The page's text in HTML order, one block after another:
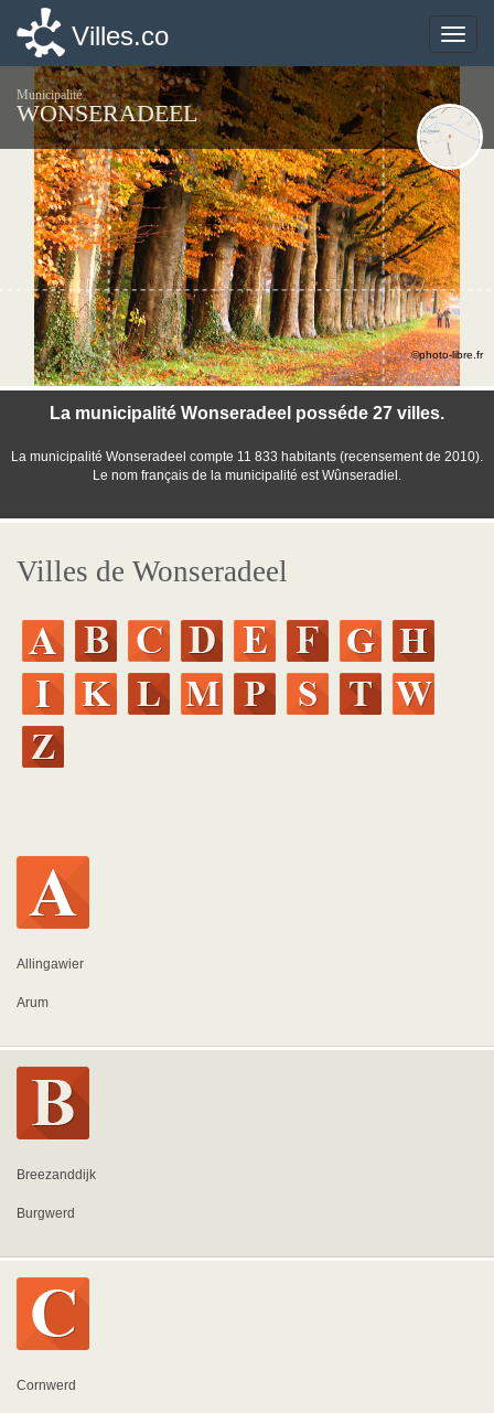
Toggle
Villes.co
Municipalité
WONSERADEEL
La municipalité Wonseradeel posséde 27 villes.
La municipalité Wonseradeel compte 11 833 habitants (recensement de 2010).
Le nom français de la municipalité est Wûnseradiel.
©photo-libre.fr
Villes de Wonseradeel
Allingawier
Arum
Breezanddijk
Burgwerd
Cornwerd
Toggle
Villes.co